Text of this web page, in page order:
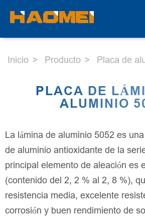
Inicio Producto Placa de
PLACA DE
ALUMINIO
La lámina de aluminio 5052 es
de aluminio antioxidante de la
principal elemento de aleación es
(contenido del 2, 2 % al 2, 8 %),
resistencia media, excelente
corrosión y buen rendimiento de